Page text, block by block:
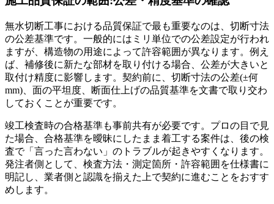
無水切断工事における品質保証で最も重要なのは、切断寸法
の公差基準です。一般的にはミリ単位での公差設定が行われ
ますが、構造物の用途によって許容範囲が異なります。例え
ば、補修後に新たな部材を取り付ける場合、公差が大きいと
取付け精度に影響します。契約前に、切断寸法の公差(±何
mm)、面の平坦度、断面仕上げの品質基準を文書で取り交わ
しておくことが重要です。
竣工検査時の合格基準も事前共有が必要です。プロの目で見
た場合、合格基準を曖昧にしたまま着工する案件は、後の検
査で「言った言わない」のトラブルが起きやすくなります。
発注者側として、検査方法・測定箇所・許容範囲を仕様書に
明記し、業者側と認識を揃えた上で契約に進むことをおすす
めします。